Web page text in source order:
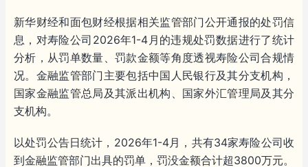
新华财经和面包财经根据相关监管部门公开通报的处罚信
息，对寿险公司2026年1-4月的违规处罚数据进行了统计
分析，从罚单数量、罚款金额等角度透视寿险公司合规情
况。金融监管部门主要包括中国人民银行及其分支机构，
国家金融监管总局及其派出机构、国家外汇管理局及其分
支机构。
以处罚公告日统计，2026年1-4月，共有34家寿险公司收
到金融监管部门出具的罚单，罚没金额合计超3800万元。